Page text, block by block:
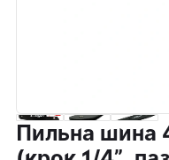
Пильна шина